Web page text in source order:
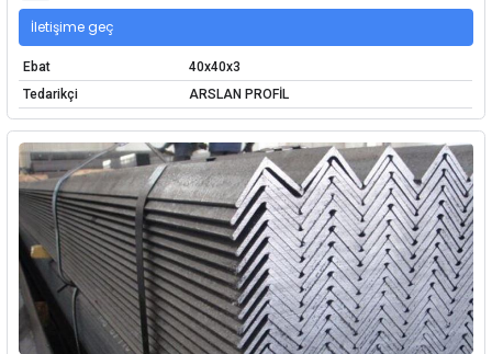
İletişime geç
Ebat
40x40x3
Tedarikçi
ARSLAN PROFİL